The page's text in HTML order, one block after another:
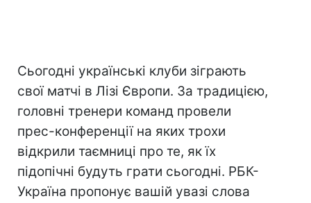
Сьогодні українські клуби зіграють
свої матчі в Лізі Європи. За традицією,
головні тренери команд провели
прес-конференції на яких трохи
відкрили таємниці про те, як їх
підопічні будуть грати сьогодні. РБК-
Україна пропонує вашій увазі слова